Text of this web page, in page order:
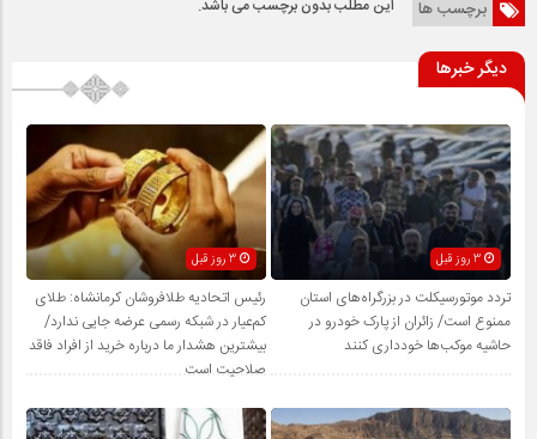
برچسب ها این مطلب بدون برچسب می باشد.
دیگر خبرها
3 روز قبل
تردد موتورسیکلت در بزرگراه‌های استان
ممنوع است/ زائران از پارک خودرو در
حاشیه موکب‌ها خودداری کنند
رئیس اتحادیه طلافروشان کرمانشاه: طلای
کم‌عیار در شبکه رسمی عرضه جایی ندارد/
بیشترین هشدار ما درباره خرید از افراد فاقد
صلاحیت است